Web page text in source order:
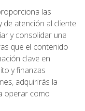
las
de atención al cliente
y consolidar una
que el contenido
clave en
y finanzas
adquirirás la
operar como